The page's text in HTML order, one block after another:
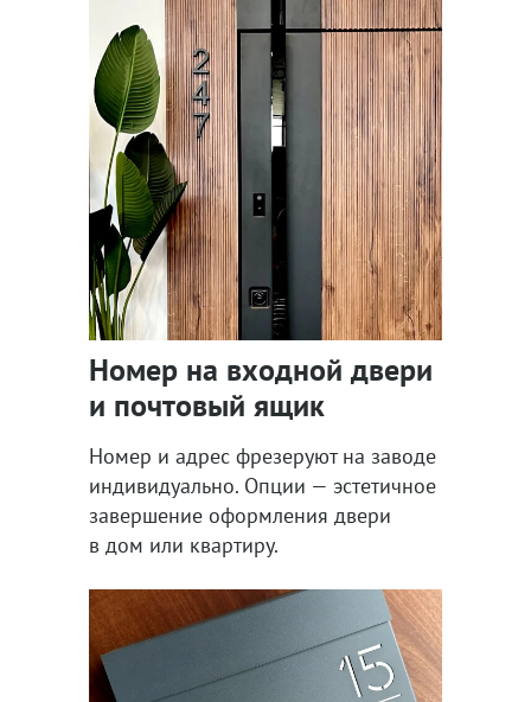
Номер на входной двери
и почтовый ящик
Номер и адрес фрезеруют на заводе
индивидуально. Опции — эстетичное
завершение оформления двери
в дом или квартиру.